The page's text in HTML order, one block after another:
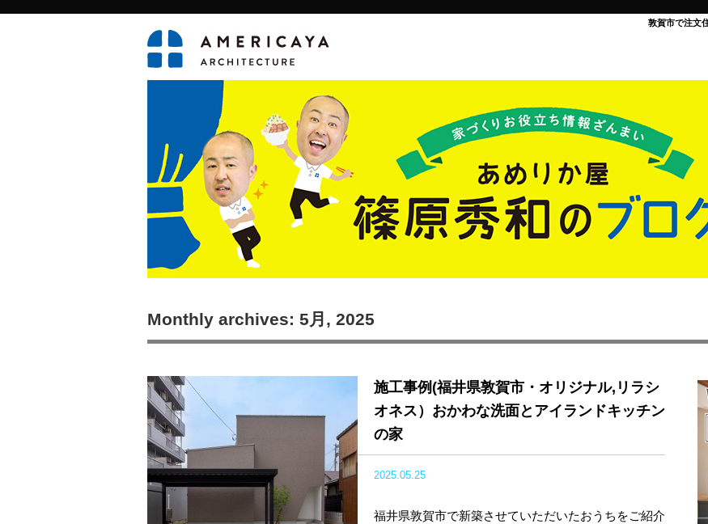
敦賀市で注文
Monthly archives: 5月, 2025
施工事例(福井県敦賀市・オリジナル,リラシ
オネス）おかわな洗面とアイランドキッチン
の家
2025.05.25
福井県敦賀市で新築させていただいたおうちをご紹介